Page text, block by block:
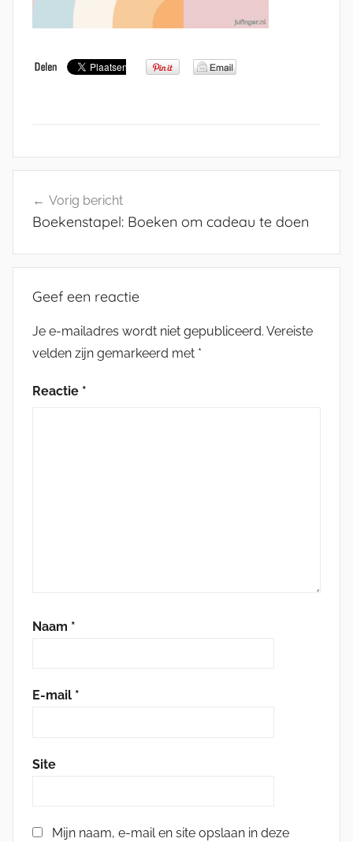
navigatie
Vorig bericht
Boekenstapel: Boeken om cadeau te doen
Geef een reactie
Je e-mailadres wordt niet gepubliceerd. Vereiste
velden zijn gemarkeerd met *
Reactie *
Naam *
E-mail *
Site
Mijn naam, e-mail en site opslaan in deze